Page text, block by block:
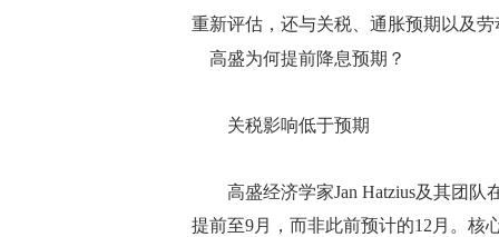
重新评估，还与关税、通胀预期以及
高盛为何提前降息预期？
关税影响低于预期
高盛经济学家Jan Hatzius及其团队
提前至9月，而非此前预计的12月。核